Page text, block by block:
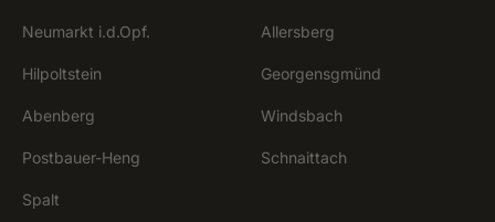
Neumarkt i.d.Opf. Allersberg
Hilpoltstein Georgensgmünd
Abenberg Windsbach
Postbauer-Heng Schnaittach
Spalt